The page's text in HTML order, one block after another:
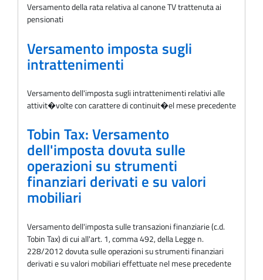
Versamento della rata relativa al canone TV trattenuta ai
pensionati
Versamento imposta sugli
intrattenimenti
Versamento dell'imposta sugli intrattenimenti relativi alle
attivit�volte con carattere di continuit�el mese precedente
Tobin Tax: Versamento
dell'imposta dovuta sulle
operazioni su strumenti
finanziari derivati e su valori
mobiliari
Versamento dell'imposta sulle transazioni finanziarie (c.d.
Tobin Tax) di cui all'art. 1, comma 492, della Legge n.
228/2012 dovuta sulle operazioni su strumenti finanziari
derivati e su valori mobiliari effettuate nel mese precedente